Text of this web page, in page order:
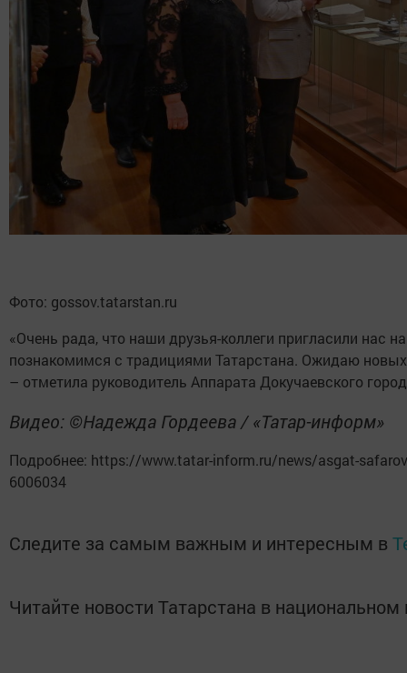
Фото: gossov.tatarstan.ru
«Очень рада, что наши друзья-коллеги пригласили нас
познакомимся с традициями Татарстана. Ожидаю
– отметила руководитель Аппарата Докучаевского
Видео: ©Надежда Гордеева / «Татар-информ»
Подробнее: https://www.tatar-inform.ru/news/asgat-
6006034
Следите за самым важным и интересным в
Читайте новости Татарстана в